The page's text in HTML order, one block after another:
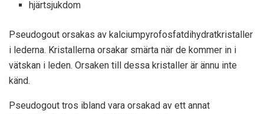
hjärtsjukdom
Pseudogout orsakas av kalciumpyrofosfatdihydratkristaller
i lederna. Kristallerna orsakar smärta när de kommer in i
vätskan i leden. Orsaken till dessa kristaller är ännu inte
känd.
Pseudogout tros ibland vara orsakad av ett annat